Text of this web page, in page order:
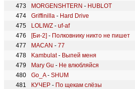
MORGENSHTERN - HUBLOT
Griffinilla - Hard Drive
LOLIWZ - uf-af
[Би-2] - Полковнику никто не пишет
MACAN - 77
Kambulat- Выпей меня
Mary Gu - Не влюбляйся
Go_A- SHUM
КУЧЕР - По щекам слёзы